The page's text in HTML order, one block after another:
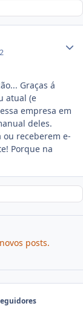
Graças á
atual (e
empresa em
deles.
ou receberem e-
Porque na
posts.